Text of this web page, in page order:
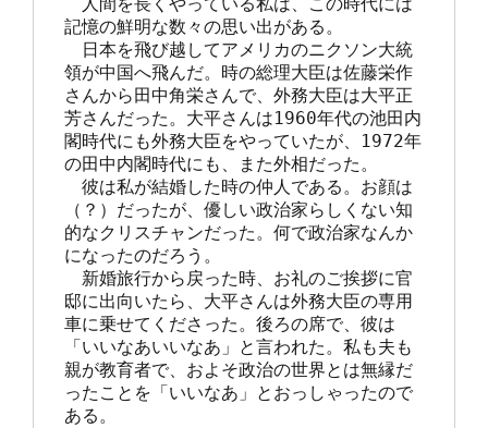
人間を長くやっている私は、この時代には
記憶の鮮明な数々の思い出がある。
日本を飛び越してアメリカのニクソン大統
領が中国へ飛んだ。時の総理大臣は佐藤栄作
さんから田中角栄さんで、外務大臣は大平正
芳さんだった。大平さんは1960年代の池田内
閣時代にも外務大臣をやっていたが、1972年
の田中内閣時代にも、また外相だった。
彼は私が結婚した時の仲人である。お顔は
（？）だったが、優しい政治家らしくない知
的なクリスチャンだった。何で政治家なんか
になったのだろう。
新婚旅行から戻った時、お礼のご挨拶に官
邸に出向いたら、大平さんは外務大臣の専用
車に乗せてくださった。後ろの席で、彼は
「いいなあいいなあ」と言われた。私も夫も
親が教育者で、およそ政治の世界とは無縁だ
ったことを「いいなあ」とおっしゃったので
ある。